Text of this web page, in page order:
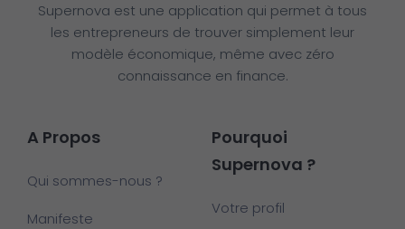
Supernova est une application qui permet à tous
les entrepreneurs de trouver simplement leur
modèle économique, même avec zéro
connaissance en finance.
A Propos
Qui sommes-nous ?
Manifeste
Pourquoi
Supernova ?
Votre profil